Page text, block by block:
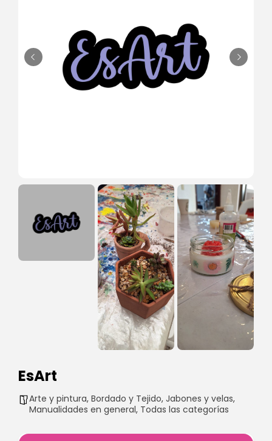
EsArt
Arte y pintura, Bordado y Tejido, Jabones y velas,
Manualidades en general, Todas las categorías